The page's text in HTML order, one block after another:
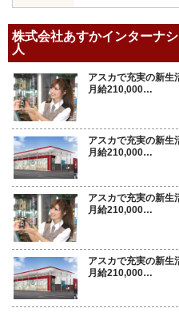
株式会社あすかインターナ
人
アスカで充実の新生
月給210,000…
アスカで充実の新生
月給210,000…
アスカで充実の新生
月給210,000…
アスカで充実の新生
月給210,000…